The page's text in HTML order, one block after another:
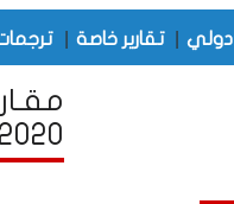
دولي تقارير خاصة
2020